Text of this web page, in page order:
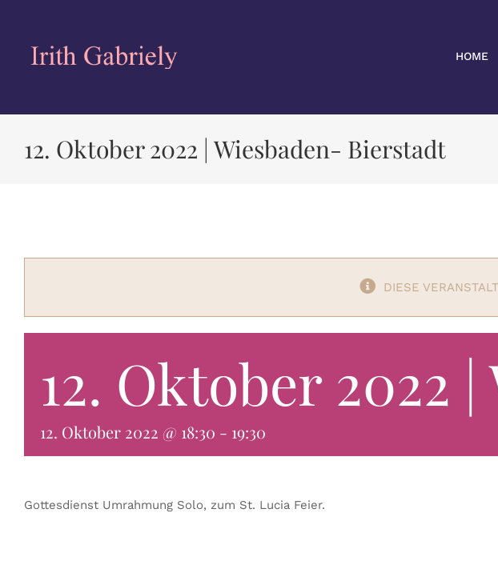
springen
HOME
12. Oktober 2022 | Wiesbaden- Bierstadt
DIESE
12. Oktober 2022
12. Oktober 2022 @ 18:30 - 19:30
Gottesdienst Umrahmung Solo, zum St. Lucia Feier.